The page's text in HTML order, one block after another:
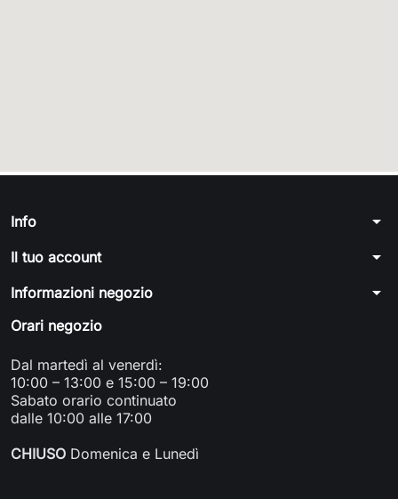
Info arrow_drop_down
Il tuo account arrow_drop_down
Informazioni negozio arrow_drop_down
Orari negozio
Dal martedì al venerdì:
10:00 – 13:00 e 15:00 – 19:00
Sabato orario continuato
dalle 10:00 alle 17:00
CHIUSO Domenica e Lunedì